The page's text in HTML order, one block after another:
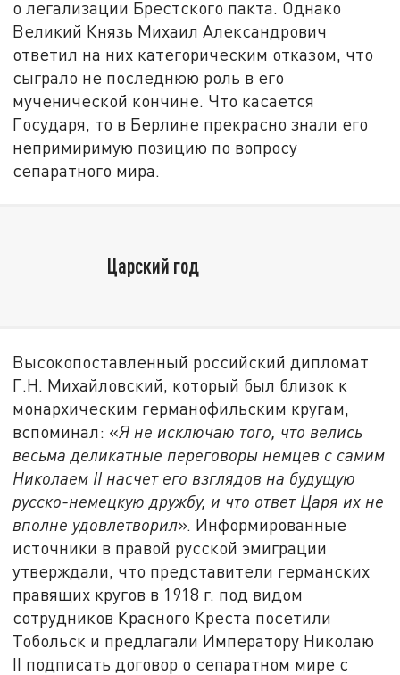
о легализации Брестского пакта. Однако
Великий Князь Михаил Александрович
ответил на них категорическим отказом, что
сыграло не последнюю роль в его
мученической кончине. Что касается
Государя, то в Берлине прекрасно знали его
непримиримую позицию по вопросу
сепаратного мира.
Царский год
Высокопоставленный российский дипломат
Г.Н. Михайловский, который был близок к
монархическим германофильским кругам,
вспоминал: «Я не исключаю того, что велись
весьма деликатные переговоры немцев с самим
Николаем II насчет его взглядов на будущую
русско-немецкую дружбу, и что ответ Царя их не
вполне удовлетворил». Информированные
источники в правой русской эмиграции
утверждали, что представители германских
правящих кругов в 1918 г. под видом
сотрудников Красного Креста посетили
Тобольск и предлагали Императору Николаю
II подписать договор о сепаратном мире с